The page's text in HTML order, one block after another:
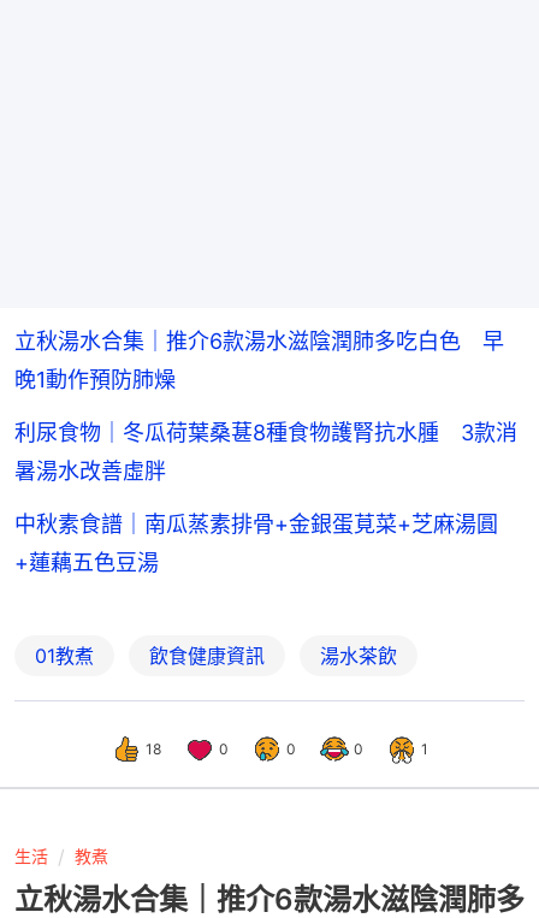
立秋湯水合集｜推介6款湯水滋陰潤肺多吃白色 早
晚1動作預防肺燥
利尿食物｜冬瓜荷葉桑葚8種食物護腎抗水腫 3款消
暑湯水改善虛胖
中秋素食譜｜南瓜蒸素排骨+金銀蛋莧菜+芝麻湯圓
+蓮藕五色豆湯
01教煮 飲食健康資訊 湯水茶飲
18 0 0 0 1
生活 教煮
立秋湯水合集｜推介6款湯水滋陰潤肺多